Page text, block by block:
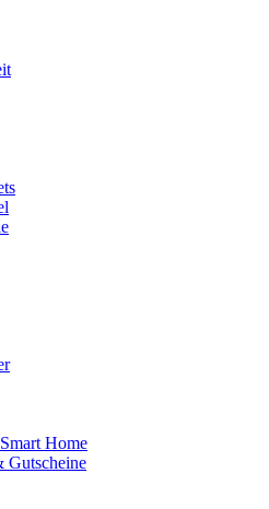
Home
Gutscheine